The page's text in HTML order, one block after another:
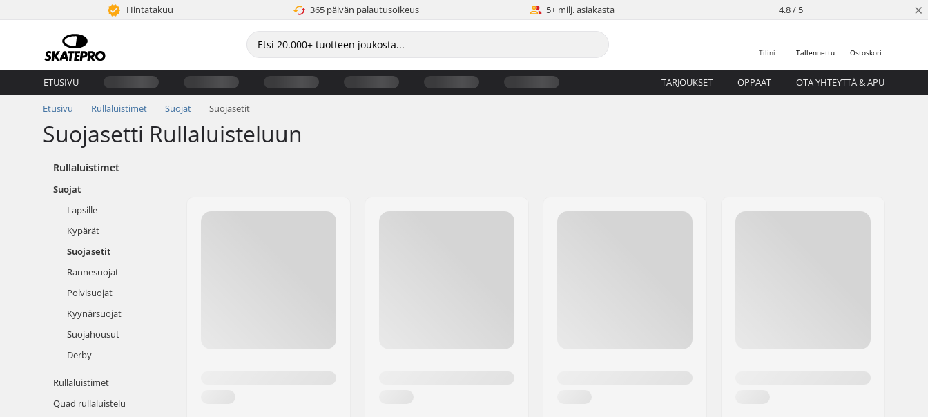
Hintatakuu 365 päivän palautusoikeus 5+ milj. asiakasta 4.8 / 5 ×
Ostoskori
Tallennettu
Tilini
ETUSIVU TARJOUKSET OPPAAT OTA YHTEYTTÄ & APU
Etusivu Rullaluistimet Suojat Suojasetit
Suojasetti Rullaluisteluun
Rullaluistimet
Suojat
Lapsille
Kypärät
Suojasetit
Rannesuojat
Polvisuojat
Kyynärsuojat
Suojahousut
Derby
Rullaluistimet
Quad rullaluistelu